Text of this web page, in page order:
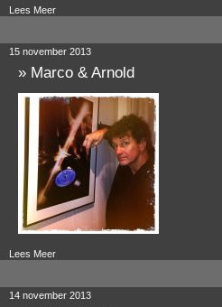
Lees Meer
15 november 2013
» Marco & Arnold
Lees Meer
14 november 2013